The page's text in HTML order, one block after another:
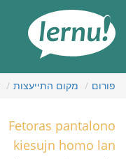
העניינים
פורום מקום התייעצות
Fetoras pantalono
kiesujn homo lan